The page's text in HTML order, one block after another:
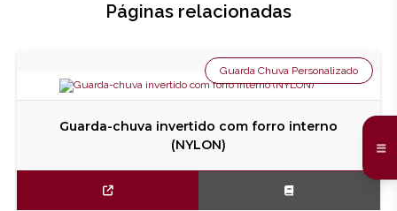
Páginas relacionadas
Guarda-chuva invertido com forro interno
(NYLON)
Guarda Chuva Personalizado